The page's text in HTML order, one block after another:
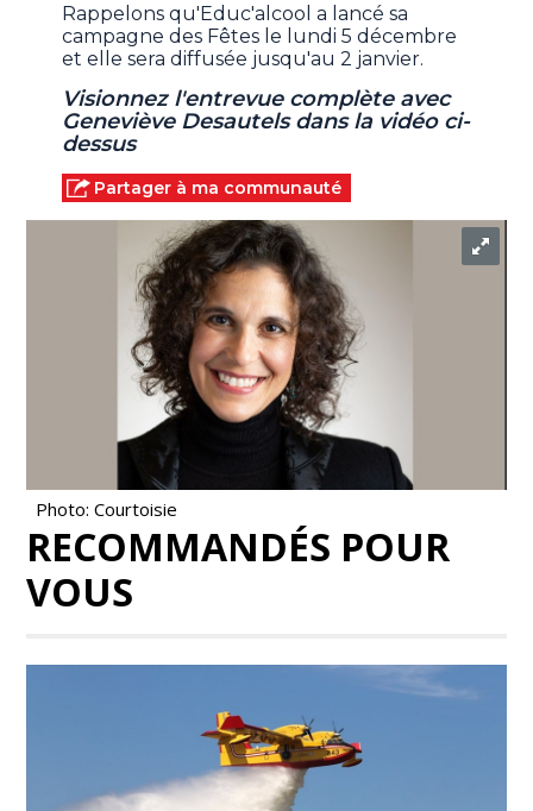
Rappelons qu'Educ'alcool a lancé sa
campagne des Fêtes le lundi 5 décembre
et elle sera diffusée jusqu'au 2 janvier.
Visionnez l'entrevue complète avec
Geneviève Desautels dans la vidéo ci-
dessus
Partager à ma communauté
Photo: Courtoisie
RECOMMANDÉS POUR
VOUS